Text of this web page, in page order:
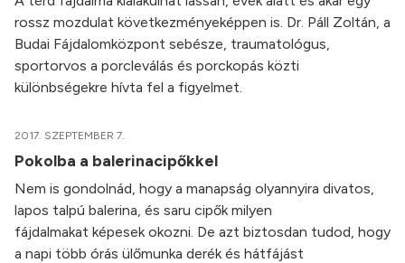
rossz mozdulat következményeképpen is. Dr. Páll Zoltán, a
Budai Fájdalomközpont sebésze, traumatológus,
sportorvos a porcleválás és porckopás közti
különbségekre hívta fel a figyelmet.
2017. SZEPTEMBER 7.
Pokolba a balerinacipőkkel
Nem is gondolnád, hogy a manapság olyannyira divatos,
lapos talpú balerina, és saru cipők milyen
fájdalmakat képesek okozni. De azt biztosdan tudod, hogy
a napi több órás ülőmunka derék és hátfájást